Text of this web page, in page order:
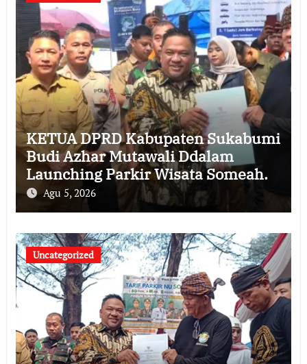
KETUA DPRD Kabupaten Sukabumi
Budi Azhar Mutawali Ddalam
Launching Parkir Wisata Someah.
Agu 5, 2026
Uncategorized